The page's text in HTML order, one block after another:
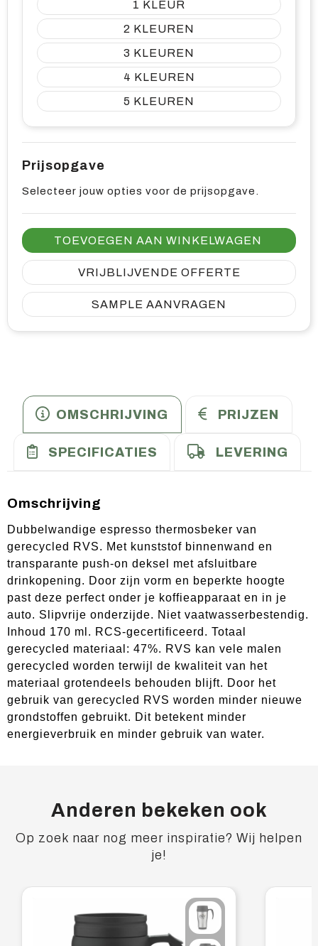
1
2
3
4
5
Prijsopgave
Selecteer jouw opties voor de prijsopgave.
TOEVOEGEN AAN WINKELWAGEN
VRIJBLIJVENDE OFFERTE
SAMPLE AANVRAGEN
OMSCHRIJVING PRIJZEN
SPECIFICATIES LEVERING
Omschrijving
Dubbelwandige espresso thermosbeker van
gerecycled RVS. Met kunststof binnenwand en
transparante push-on deksel met afsluitbare
drinkopening. Door zijn vorm en beperkte hoogte
past deze perfect onder je koffieapparaat en in je
auto. Slipvrije onderzijde. Niet vaatwasserbestendig.
Inhoud 170 ml. RCS-gecertificeerd. Totaal
gerecycled materiaal: 47%. RVS kan vele malen
gerecycled worden terwijl de kwaliteit van het
materiaal grotendeels behouden blijft. Door het
gebruik van gerecycled RVS worden minder nieuwe
grondstoffen gebruikt. Dit betekent minder
energieverbruik en minder gebruik van water.
Anderen bekeken ook
Op zoek naar nog meer inspiratie? Wij helpen
je!